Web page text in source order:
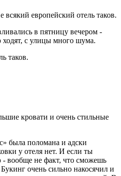
всякий европейский отель таков.
в пятницу вечером -
с улицы много шума.
таков.
кровати и очень стильные
была поломана и адски
у отеля нет. И если ты
вообще не факт, что сможешь
очень сильно накосячил и